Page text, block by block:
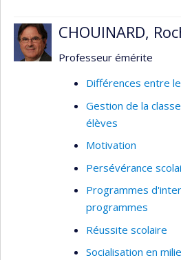
CHOUINARD,
Professeur émérite
Différences entre
Gestion de la
élèves
Motivation
Persévérance
Programmes
programmes
Réussite scolaire
Socialisation en